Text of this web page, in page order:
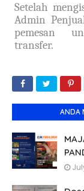
Setelah
Admin
pemesan
transfer.
ANDA